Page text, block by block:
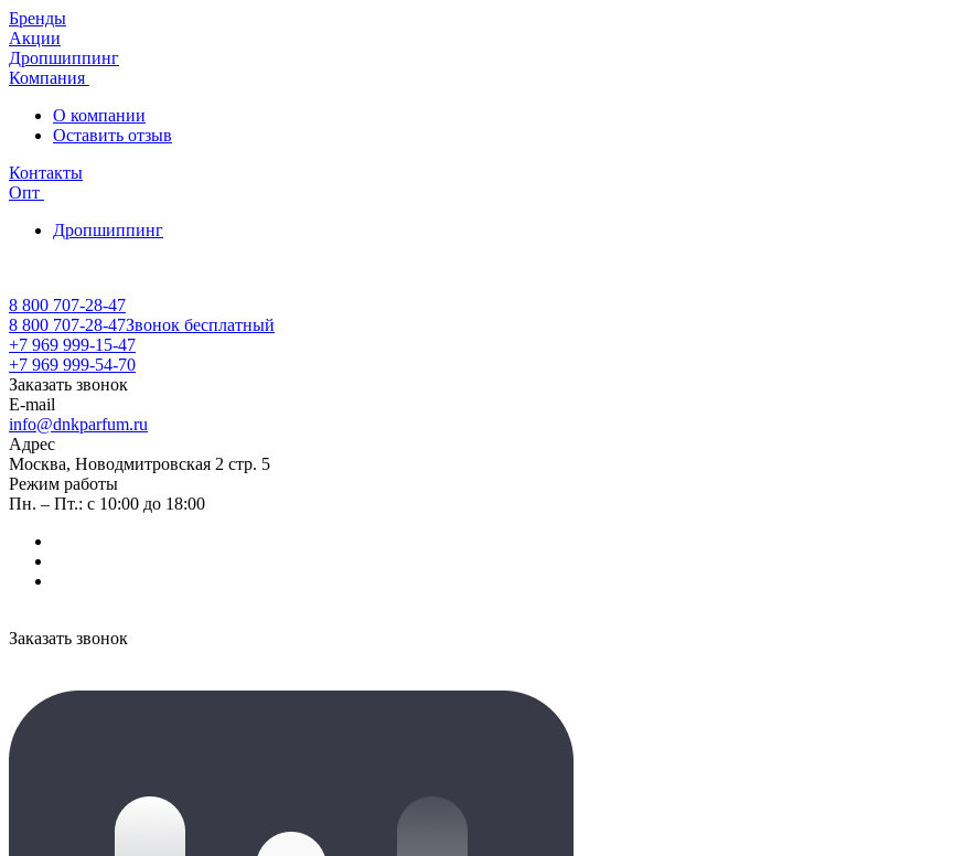
Бренды
Акции
Дропшиппинг
Компания
О компании
Оставить отзыв
Контакты
Опт
Дропшиппинг
8 800 707-28-47
8 800 707-28-47Звонок бесплатный
+7 969 999-15-47
+7 969 999-54-70
Заказать звонок
E-mail
info@dnkparfum.ru
Адрес
Москва, Новодмитровская 2 стр. 5
Режим работы
Пн. – Пт.: с 10:00 до 18:00
Заказать звонок